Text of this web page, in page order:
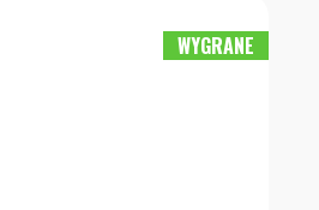
WYGRANE